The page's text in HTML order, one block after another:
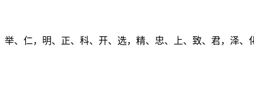
仁，明、正、科、开、选，精、忠、上、致、君，泽、